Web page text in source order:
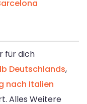
für dich
Deutschlands,
nach Italien
Alles Weitere